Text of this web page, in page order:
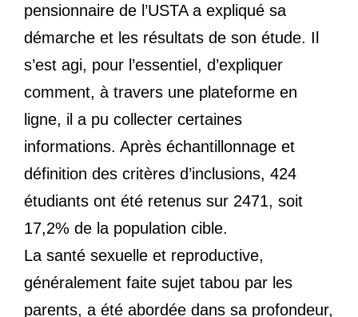
pensionnaire de l’USTA a expliqué sa
démarche et les résultats de son étude. Il
s’est agi, pour l’essentiel, d’expliquer
comment, à travers une plateforme en
ligne, il a pu collecter certaines
informations. Après échantillonnage et
définition des critères d’inclusions, 424
étudiants ont été retenus sur 2471, soit
17,2% de la population cible.
La santé sexuelle et reproductive,
généralement faite sujet tabou par les
parents, a été abordée dans sa profondeur,